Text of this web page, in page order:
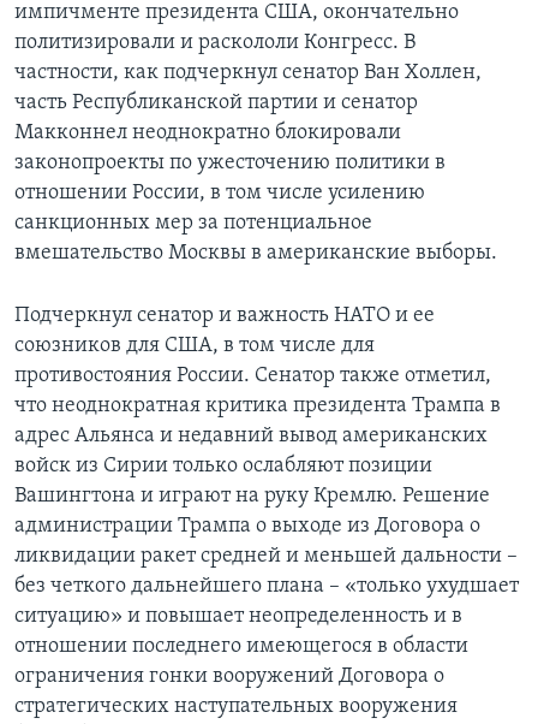
импичменте президента США, окончательно
политизировали и раскололи Конгресс. В
частности, как подчеркнул сенатор Ван Холлен,
часть Республиканской партии и сенатор
Макконнел неоднократно блокировали
законопроекты по ужесточению политики в
отношении России, в том числе усилению
санкционных мер за потенциальное
вмешательство Москвы в американские выборы.
Подчеркнул сенатор и важность НАТО и ее
союзников для США, в том числе для
противостояния России. Сенатор также отметил,
что неоднократная критика президента Трампа в
адрес Альянса и недавний вывод американских
войск из Сирии только ослабляют позиции
Вашингтона и играют на руку Кремлю. Решение
администрации Трампа о выходе из Договора о
ликвидации ракет средней и меньшей дальности –
без четкого дальнейшего плана – «только ухудшает
ситуацию» и повышает неопределенность и в
отношении последнего имеющегося в области
ограничения гонки вооружений Договора о
стратегических наступательных вооружения